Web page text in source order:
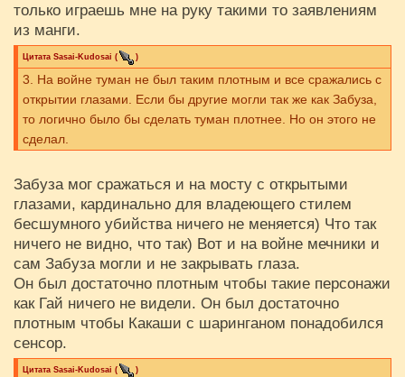
только играешь мне на руку такими то заявлениям
из манги.
Цитата Sasai-Kudosai ( )
3. На войне туман не был таким плотным и все сражались с
открытии глазами. Если бы другие могли так же как Забуза,
то логично было бы сделать туман плотнее. Но он этого не
сделал.
Забуза мог сражаться и на мосту с открытыми
глазами, кардинально для владеющего стилем
бесшумного убийства ничего не меняется) Что так
ничего не видно, что так) Вот и на войне мечники и
сам Забуза могли и не закрывать глаза.
Он был достаточно плотным чтобы такие персонажи
как Гай ничего не видели. Он был достаточно
плотным чтобы Какаши с шаринганом понадобился
сенсор.
Цитата Sasai-Kudosai ( )